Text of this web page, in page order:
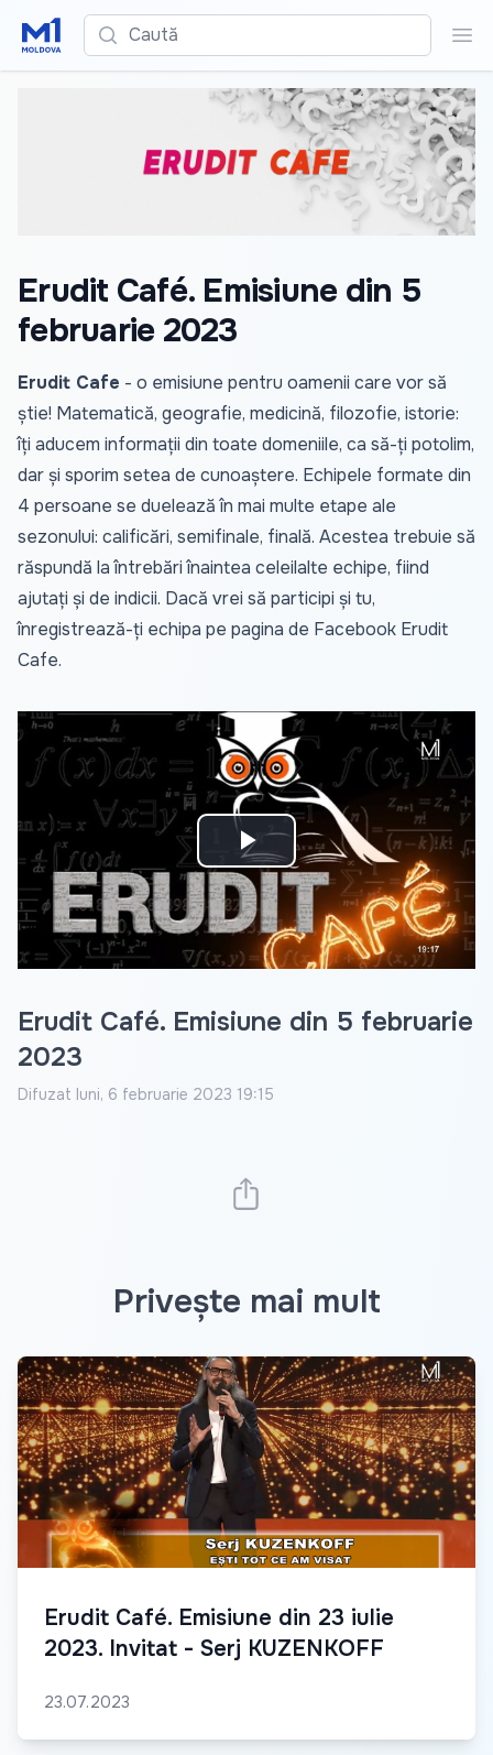
Caută
Erudit Café. Emisiune din 5
februarie 2023
Erudit Cafe - o emisiune pentru oamenii care vor să
știe! Matematică, geografie, medicină, filozofie, istorie:
îți aducem informații din toate domeniile, ca să-ți potolim,
dar și sporim setea de cunoaștere. Echipele formate din
4 persoane se duelează în mai multe etape ale
sezonului: calificări, semifinale, finală. Acestea trebuie să
răspundă la întrebări înaintea celeilalte echipe, fiind
ajutați și de indicii. Dacă vrei să participi și tu,
înregistrează-ți echipa pe pagina de Facebook Erudit
Cafe.
Play
Video
Erudit Café. Emisiune din 5 februarie
2023
Difuzat luni, 6 februarie 2023 19:15
Privește mai mult
Erudit Café. Emisiune din 23 iulie
2023. Invitat - Serj KUZENKOFF
23.07.2023